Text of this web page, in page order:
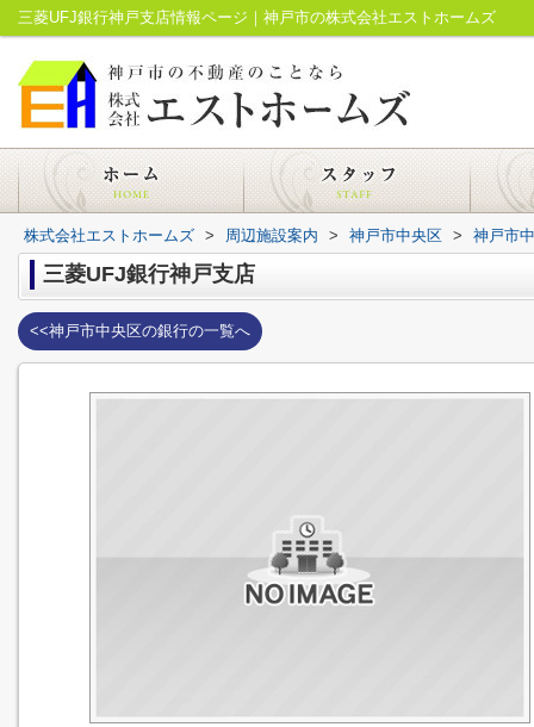
三菱UFJ銀行神戸支店情報ページ｜神戸市の株式会社エストホームズ
株式会社エストホームズ > 周辺施設案内 > 神戸市中央区 > 神戸市
三菱UFJ銀行神戸支店
<<神戸市中央区の銀行の一覧へ